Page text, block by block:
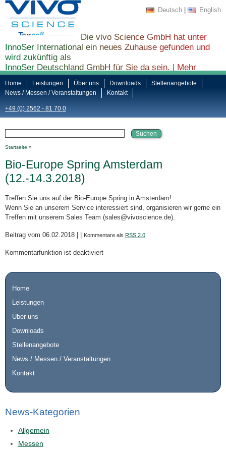
Deutsch English
Die vivo Science GmbH hat unter
InnoSer International ein neues Zuhause gefunden und
wird zukünftig als
InnoSer Deutschland GmbH für Sie da sein. | Mehr
Informationen finden Sie hier ...
Home Leistungen Über uns Downloads
Stellenangebote
News / Messen / Veranstaltungen
Kontakt
+49 (0) 2562 - 81 70 0
Startseite »
Bio-Europe Spring Amsterdam
(12.-14.3.2018)
Treffen Sie uns auf der Bio-Europe Spring in Amsterdam!
Wenn Sie an unserem Service interessiert sind, organisieren wir gerne ein
Treffen mit unserem Sales Team (sales@vivoscience.de).
Beitrag vom 06.02.2018 | | Kommentare als RSS 2.0
Kommentarfunktion ist deaktiviert
Home
Leistungen
Über uns
Downloads
Stellenangebote
News / Messen / Veranstaltungen
Kontakt
News-Kategorien
Allgemein
Messen